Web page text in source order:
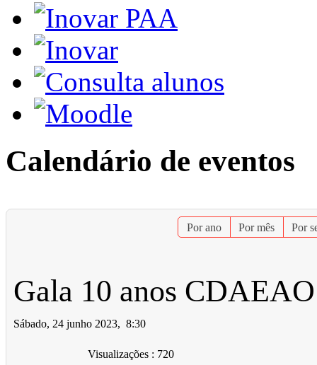
Calendário de eventos
Por ano Por mês Por
Gala 10 anos CDAEAO
Sábado, 24 junho 2023, 8:30
Visualizações: 720